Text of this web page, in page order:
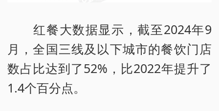
红餐大数据显示，截至2024年9
月，全国三线及以下城市的餐饮门店
数占比达到了52%，比2022年提升了
1.4个百分点。